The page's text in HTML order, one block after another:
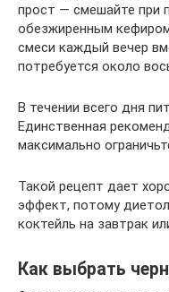
прост — смешайте при
обезжиренным
смеси каждый вечер
потребуется около
В течении всего дня
Единственная
максимально
Такой рецепт дает
эффект, потому
коктейль на завтрак
Как выбрать